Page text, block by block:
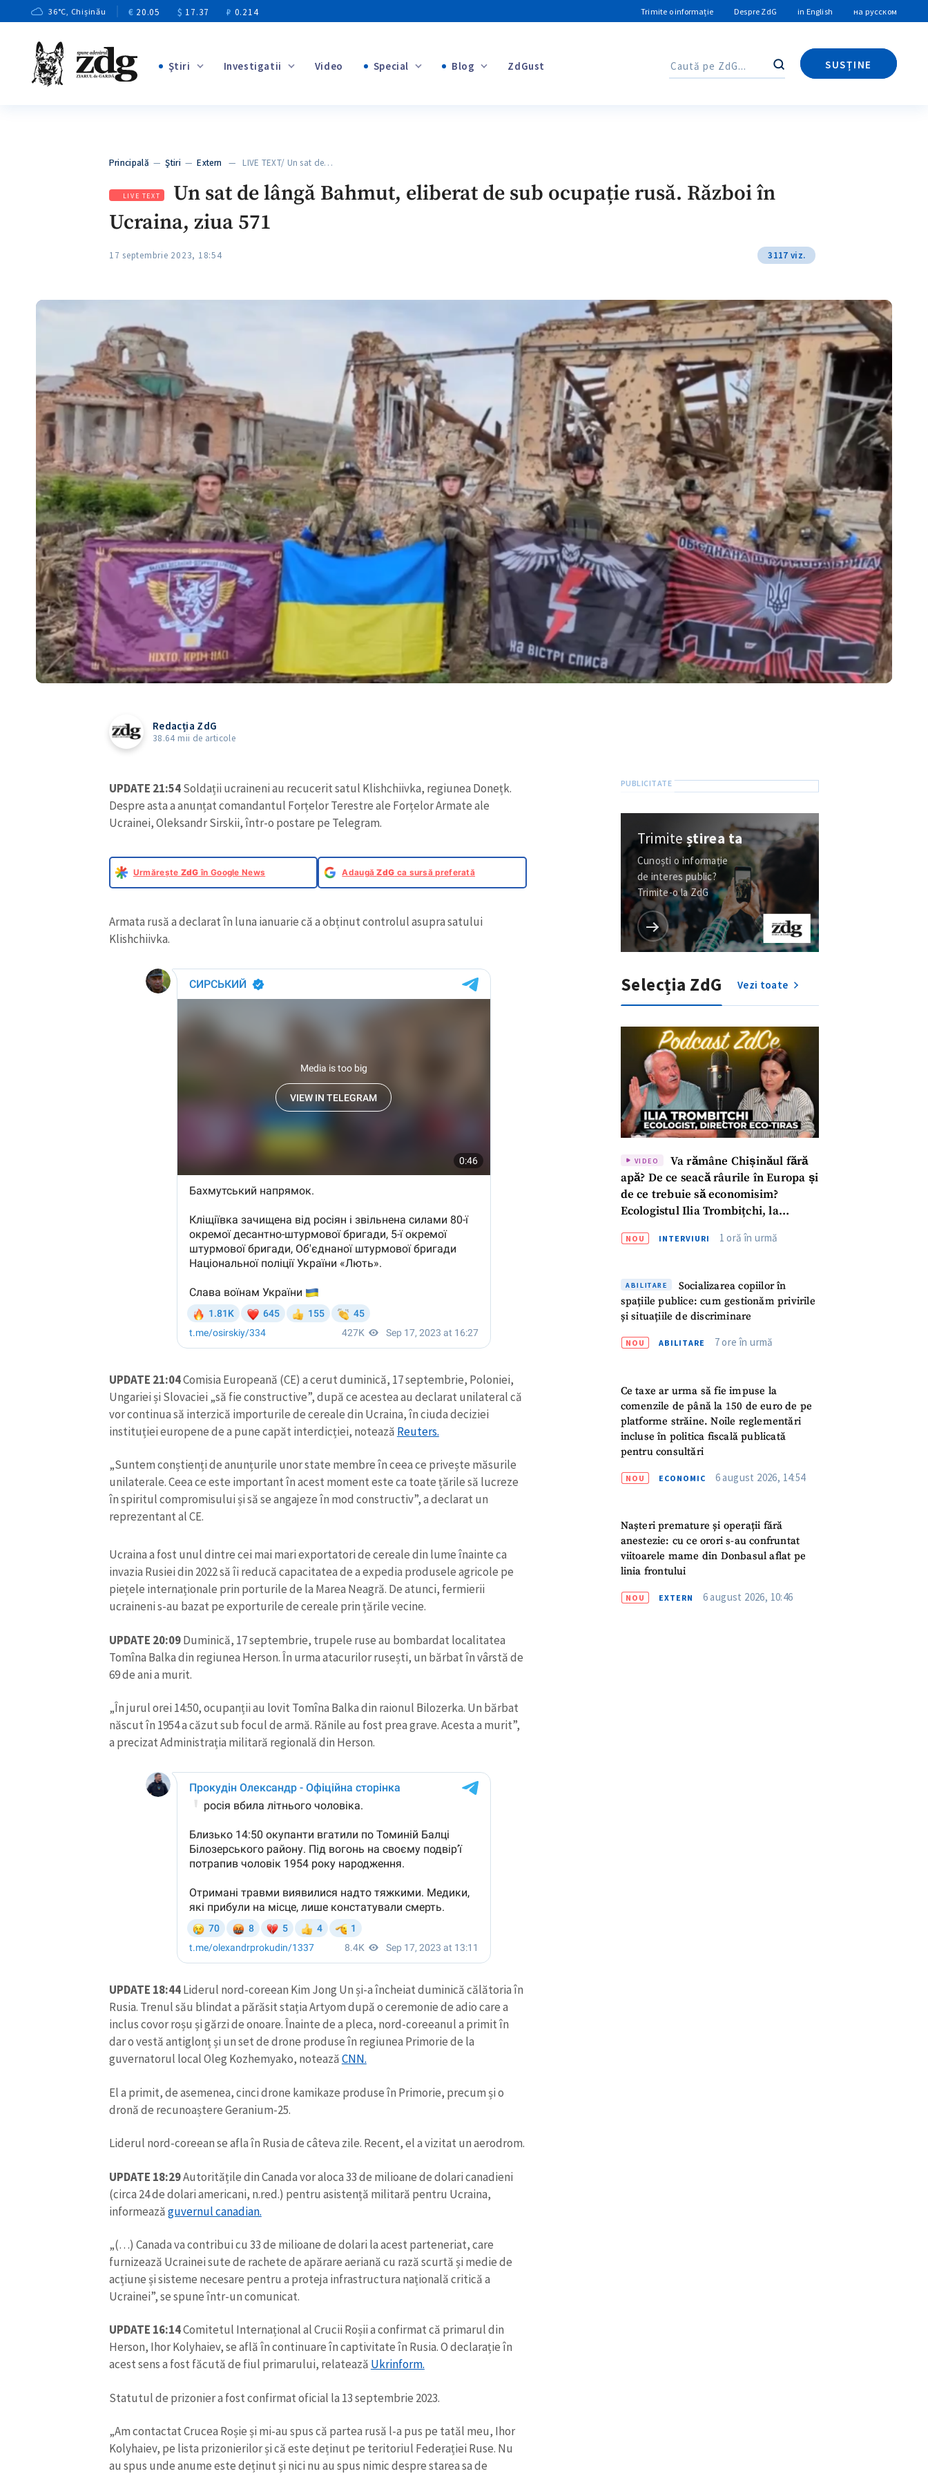
36°C, Chișinău € 20.05 $ 17.37 ₽ 0.214 Trimite o informație Despre ZdG in English на русском
Ştiri Investigatii Video Special Blog ZdGust Caută
SUSȚINE
Caută
Principală —Ştiri —Extern — LIVE TEXT/ Un sat de…
LIVE TEXT
Un sat de lângă Bahmut, eliberat de sub ocupație rusă. Război în
Ucraina, ziua 571
17 septembrie 2023, 18:54 3117 viz.
Redacția ZdG
38.64 mii de articole
UPDATE 21:54Soldații ucraineni au recucerit satul Klishchiivka, regiunea Donețk.
Despre asta a anunțat comandantul Forțelor Terestre ale Forțelor Armate ale
Ucrainei, Oleksandr Sirskii, într-o postare pe Telegram.
Urmărește ZdG în Google News AdaugăZdG ca sursă preferată
Armata rusă a declarat în luna ianuarie că a obținut controlul asupra satului
Klishchiivka.
UPDATE 21:04Comisia Europeană (CE) a cerut duminică, 17 septembrie, Poloniei,
Ungariei și Slovaciei „să fie constructive”, după ce acestea au declarat unilateral că
vor continua să interzică importurile de cereale din Ucraina, în ciuda deciziei
instituției europene de a pune capăt interdicției, notează Reuters.
„Suntem conștienți de anunțurile unor state membre în ceea ce privește măsurile
unilaterale. Ceea ce este important în acest moment este ca toate țările să lucreze
în spiritul compromisului și să se angajeze în mod constructiv”, a declarat un
reprezentant al CE.
Ucraina a fost unul dintre cei mai mari exportatori de cereale din lume înainte ca
invazia Rusiei din 2022 să îi reducă capacitatea de a expedia produsele agricole pe
piețele internaționale prin porturile de la Marea Neagră. De atunci, fermierii
ucraineni s-au bazat pe exporturile de cereale prin țările vecine.
UPDATE 20:09Duminică, 17 septembrie, trupele ruse au bombardat localitatea
Tomîna Balka din regiunea Herson. În urma atacurilor rusești, un bărbat în vârstă de
69 de ani a murit.
„În jurul orei 14:50, ocupanții au lovit Tomîna Balka din raionul Bilozerka. Un bărbat
născut în 1954 a căzut sub focul de armă. Rănile au fost prea grave. Acesta a murit”,
a precizat Administrația militară regională din Herson.
UPDATE 18:44Liderul nord-coreean Kim Jong Un și-a încheiat duminică călătoria în
Rusia. Trenul său blindat a părăsit stația Artyom după o ceremonie de adio care a
inclus covor roșu și gărzi de onoare. Înainte de a pleca, nord-coreeanul a primit în
dar o vestă antiglonț și un set de drone produse în regiunea Primorie de la
guvernatorul local Oleg Kozhemyako, noteazăCNN.
El a primit, de asemenea, cinci drone kamikaze produse în Primorie, precum și o
dronă de recunoaștere Geranium-25.
Liderul nord-coreean se afla în Rusia de câteva zile. Recent, el a vizitat un aerodrom.
UPDATE 18:29Autoritățile din Canada vor aloca 33 de milioane de dolari canadieni
(circa 24 de dolari americani, n.red.) pentru asistență militară pentru Ucraina,
informeazăguvernul canadian.
„(…) Canada va contribui cu 33 de milioane de dolari la acest parteneriat, care
furnizează Ucrainei sute de rachete de apărare aeriană cu rază scurtă și medie de
acțiune și sisteme necesare pentru a proteja infrastructura națională critică a
Ucrainei”, se spune într-un comunicat.
UPDATE 16:14Comitetul Internațional al Crucii Roșii a confirmat că primarul din
Herson, Ihor Kolyhaiev, se află în continuare în captivitate în Rusia. O declarație în
acest sens a fost făcută de fiul primarului, relatează Ukrinform.
Statutul de prizonier a fost confirmat oficial la 13 septembrie 2023.
„Am contactat Crucea Roșie și mi-au spus că partea rusă l-a pus pe tatăl meu, Ihor
Kolyhaiev, pe lista prizonierilor și că este deținut pe teritoriul Federației Ruse. Nu
au spus unde anume este deținut și nici nu au spus nimic despre starea sa de
Trimiteștirea ta
Cunoști o informație
de interes public?
Trimite-o la ZdG
Selecția ZdG Vezi toate
VIDEO
Va rămâne Chișinăul fără
apă? De ce seacă râurile în Europa și
de ce trebuie să economisim?
Ecologistul Ilia Trombițchi, la
NOU INTERVIURI 1 oră în urmă
ABILITARE
Socializarea copiilor în
spațiile publice: cum gestionăm privirile
și situațiile de discriminare
NOU ABILITARE 7 ore în urmă
Ce taxe ar urma să fie impuse la
comenzile de până la 150 de euro de pe
platforme străine. Noile reglementări
incluse în politica fiscală publicată
pentru consultări
NOU ECONOMIC 6 august 2026, 14:54
Nașteri premature și operații fără
anestezie: cu ce orori s-au confruntat
viitoarele mame din Donbasul aflat pe
linia frontului
NOU EXTERN 6 august 2026, 10:46
Titlu știre + Adaugă titlu
Link media
+ Emailul meu